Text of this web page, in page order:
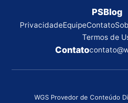
PSBlog
PrivacidadeEquipeContato
Termos de
Contato
WGS Provedor de Conteúdo